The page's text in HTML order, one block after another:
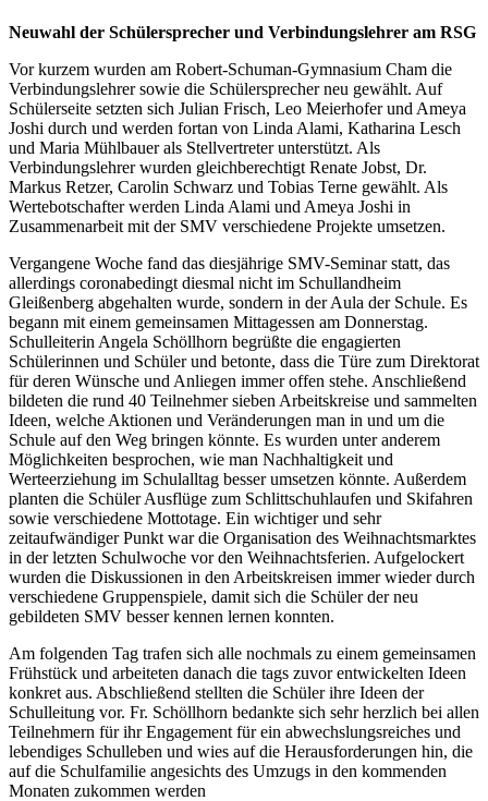
Neuwahl der Schülersprecher und Verbindungslehrer am RSG
Vor kurzem wurden am Robert-Schuman-Gymnasium Cham die
Verbindungslehrer sowie die Schülersprecher neu gewählt. Auf
Schülerseite setzten sich Julian Frisch, Leo Meierhofer und Ameya
Joshi durch und werden fortan von Linda Alami, Katharina Lesch
und Maria Mühlbauer als Stellvertreter unterstützt. Als
Verbindungslehrer wurden gleichberechtigt Renate Jobst, Dr.
Markus Retzer, Carolin Schwarz und Tobias Terne gewählt. Als
Wertebotschafter werden Linda Alami und Ameya Joshi in
Zusammenarbeit mit der SMV verschiedene Projekte umsetzen.
Vergangene Woche fand das diesjährige SMV-Seminar statt, das
allerdings coronabedingt diesmal nicht im Schullandheim
Gleißenberg abgehalten wurde, sondern in der Aula der Schule. Es
begann mit einem gemeinsamen Mittagessen am Donnerstag.
Schulleiterin Angela Schöllhorn begrüßte die engagierten
Schülerinnen und Schüler und betonte, dass die Türe zum Direktorat
für deren Wünsche und Anliegen immer offen stehe. Anschließend
bildeten die rund 40 Teilnehmer sieben Arbeitskreise und sammelten
Ideen, welche Aktionen und Veränderungen man in und um die
Schule auf den Weg bringen könnte. Es wurden unter anderem
Möglichkeiten besprochen, wie man Nachhaltigkeit und
Werteerziehung im Schulalltag besser umsetzen könnte. Außerdem
planten die Schüler Ausflüge zum Schlittschuhlaufen und Skifahren
sowie verschiedene Mottotage. Ein wichtiger und sehr
zeitaufwändiger Punkt war die Organisation des Weihnachtsmarktes
in der letzten Schulwoche vor den Weihnachtsferien. Aufgelockert
wurden die Diskussionen in den Arbeitskreisen immer wieder durch
verschiedene Gruppenspiele, damit sich die Schüler der neu
gebildeten SMV besser kennen lernen konnten.
Am folgenden Tag trafen sich alle nochmals zu einem gemeinsamen
Frühstück und arbeiteten danach die tags zuvor entwickelten Ideen
konkret aus. Abschließend stellten die Schüler ihre Ideen der
Schulleitung vor. Fr. Schöllhorn bedankte sich sehr herzlich bei allen
Teilnehmern für ihr Engagement für ein abwechslungsreiches und
lebendiges Schulleben und wies auf die Herausforderungen hin, die
auf die Schulfamilie angesichts des Umzugs in den kommenden
Monaten zukommen werden